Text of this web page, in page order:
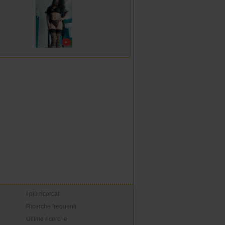
I più ricercati
Ricerche frequenti
Ultime ricerche